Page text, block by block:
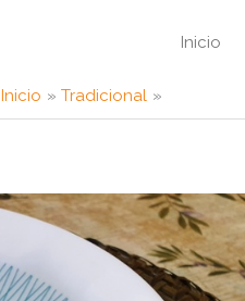
Inicio
Inicio Tradicional